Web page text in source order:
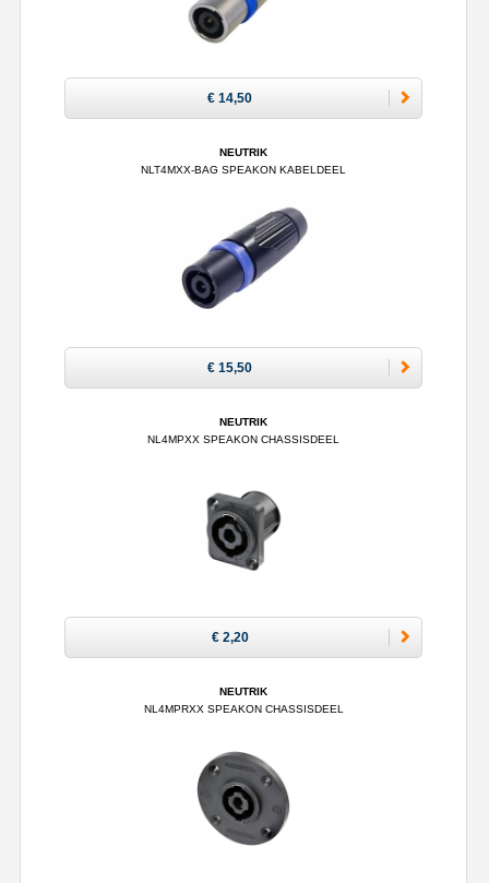
€ 14,50
NEUTRIK
NLT4MXX-BAG SPEAKON KABELDEEL
€ 15,50
NEUTRIK
NL4MPXX SPEAKON CHASSISDEEL
€ 2,20
NEUTRIK
NL4MPRXX SPEAKON CHASSISDEEL